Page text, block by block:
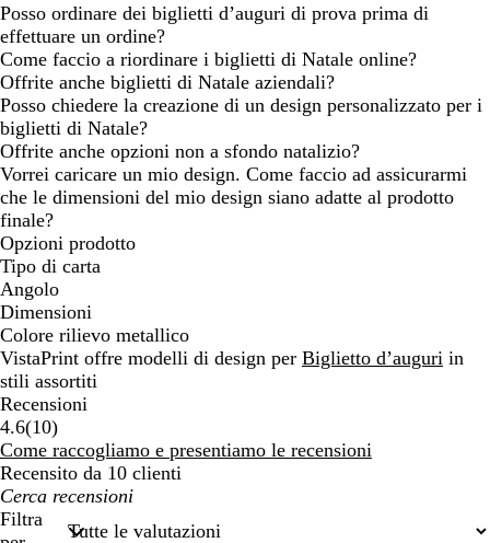
Posso ordinare dei biglietti d’auguri di prova prima di
effettuare un ordine?
Come faccio a riordinare i biglietti di Natale online?
Offrite anche biglietti di Natale aziendali?
Posso chiedere la creazione di un design personalizzato per i
biglietti di Natale?
Offrite anche opzioni non a sfondo natalizio?
Vorrei caricare un mio design. Come faccio ad assicurarmi
che le dimensioni del mio design siano adatte al prodotto
finale?
Opzioni prodotto
Tipo di carta
Angolo
Dimensioni
Colore rilievo metallico
VistaPrint offre modelli di design per Biglietto d’auguri in
stili assortiti
Recensioni
4.6(1010
recensioni
)
Come raccogliamo e presentiamo le recensioni
Recensito da 10 clienti
I
miei
Filtra